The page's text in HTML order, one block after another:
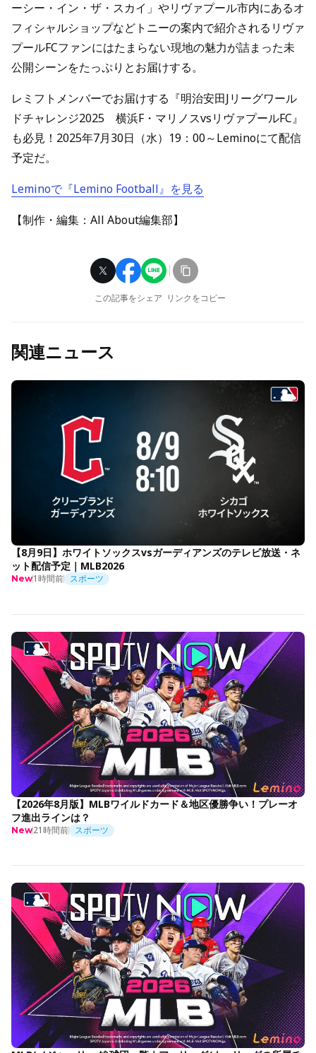
ーシー・イン・ザ・スカイ」やリヴァプール市内にあるオ
フィシャルショップなどトニーの案内で紹介されるリヴァ
プールFCファンにはたまらない現地の魅力が詰まった未
公開シーンをたっぷりとお届けする。
レミフトメンバーでお届けする『明治安田Jリーグワール
ドチャレンジ2025 横浜F・マリノスvsリヴァプールFC』
も必見！2025年7月30日（水）19：00～Leminoにて配信
予定だ。
Leminoで『Lemino Football』を見る
【制作・編集：All About編集部】
この記事をシェア リンクをコピー
関連ニュース
【8月9日】ホワイトソックスvsガーディアンズのテレビ放送・ネ
ット配信予定｜MLB2026
New1時間前 スポーツ
【2026年8月版】MLBワイルドカード＆地区優勝争い！プレーオ
フ進出ラインは？
New21時間前 スポーツ